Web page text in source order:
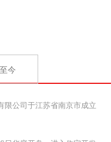
今
限公司于江苏省南京市成立